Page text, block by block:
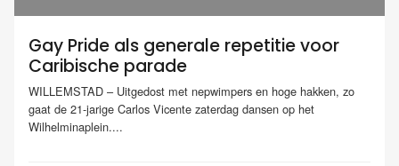
Gay Pride als generale repetitie voor
Caribische parade
WILLEMSTAD – Uitgedost met nepwimpers en hoge hakken, zo
gaat de 21-jarige Carlos Vicente zaterdag dansen op het
Wilhelminaplein....